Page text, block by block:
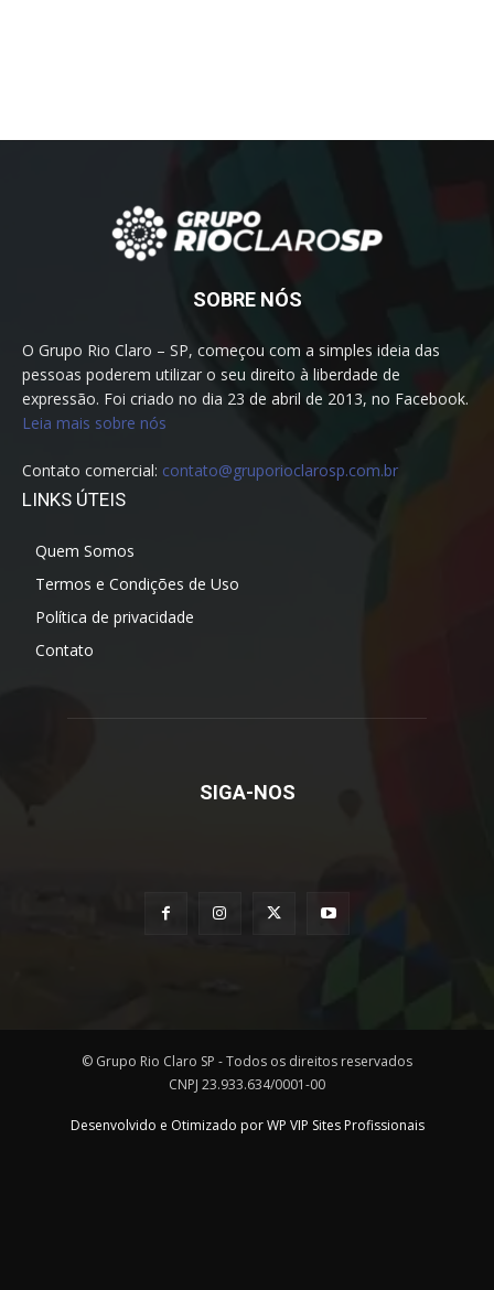
SOBRE NÓS
O Grupo Rio Claro – SP, começou com a simples ideia das
pessoas poderem utilizar o seu direito à liberdade de
expressão. Foi criado no dia 23 de abril de 2013, no Facebook.
Leia mais sobre nós
Contato comercial: contato@gruporioclarosp.com.br
LINKS ÚTEIS
Quem Somos
Termos e Condições de Uso
Política de privacidade
Contato
SIGA-NOS
© Grupo Rio Claro SP - Todos os direitos reservados
CNPJ 23.933.634/0001-00
Desenvolvido e Otimizado por WP VIP Sites Profissionais